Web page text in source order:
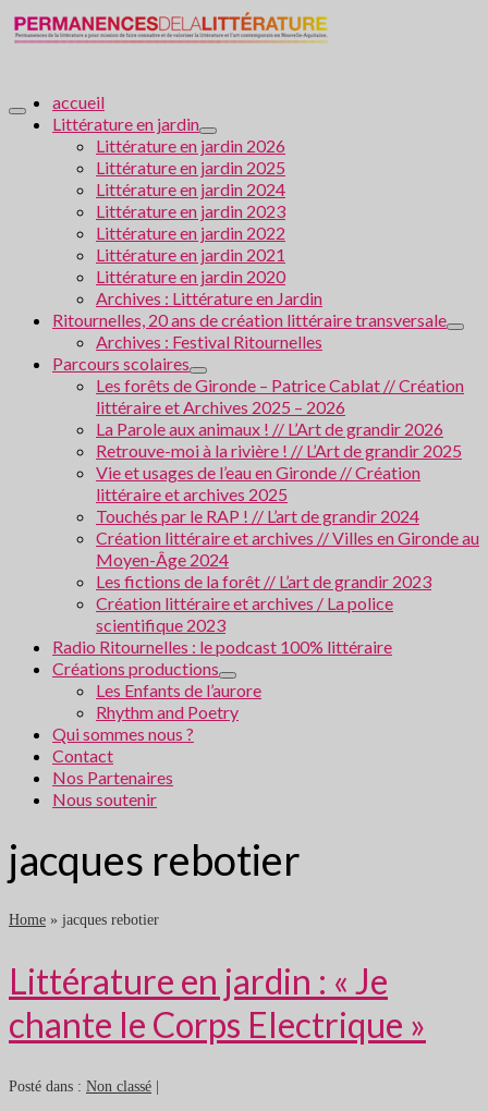
accueil
Littérature en jardin
Littérature en jardin 2026
Littérature en jardin 2025
Littérature en jardin 2024
Littérature en jardin 2023
Littérature en jardin 2022
Littérature en jardin 2021
Littérature en jardin 2020
Archives : Littérature en Jardin
Ritournelles, 20 ans de création littéraire transversale
Archives : Festival Ritournelles
Parcours scolaires
Les forêts de Gironde – Patrice Cablat // Création
littéraire et Archives 2025 – 2026
La Parole aux animaux ! // L’Art de grandir 2026
Retrouve-moi à la rivière ! // L’Art de grandir 2025
Vie et usages de l’eau en Gironde // Création
littéraire et archives 2025
Touchés par le RAP ! // L’art de grandir 2024
Création littéraire et archives // Villes en Gironde au
Moyen-Âge 2024
Les fictions de la forêt // L’art de grandir 2023
Création littéraire et archives / La police
scientifique 2023
Radio Ritournelles : le podcast 100% littéraire
Créations productions
Les Enfants de l’aurore
Rhythm and Poetry
Qui sommes nous ?
Contact
Nos Partenaires
Nous soutenir
jacques rebotier
Home » jacques rebotier
Littérature en jardin : « Je
chante le Corps Electrique »
Posté dans : Non classé